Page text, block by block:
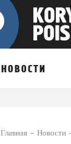
НОВОСТИ
Главная Новости